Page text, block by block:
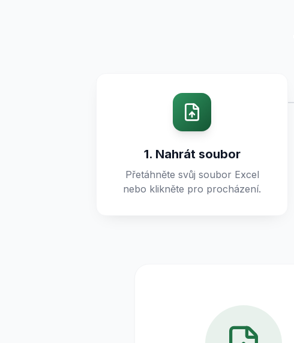
1. Nahrát soubor
Přetáhněte svůj soubor Excel
nebo klikněte pro procházení.